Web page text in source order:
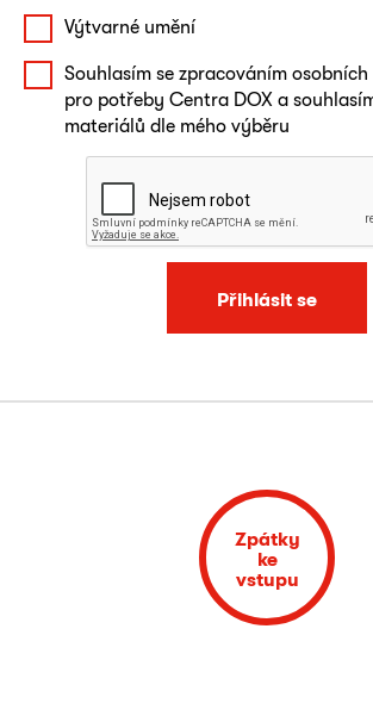
Výtvarné umění
Souhlasím se zpracováním
pro potřeby Centra DOX a
materiálů dle mého výběru
Přihlásit se
Zpátky
ke
vstupu